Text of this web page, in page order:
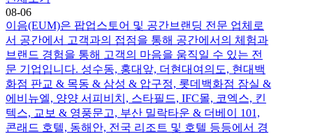
08-06
이음(EUM)은 팝업스토어 및 공간브랜딩 전문 업체로
서 공간에서 고객과의 접점을 통해 공간에서의 체험과
브랜드 경험을 통해 고객의 마음을 움직일 수 있는 전
문 기업입니다. 성수동, 홍대앞, 더현대여의도, 현대백
화점 판교 & 목동 & 삼성 & 압구정, 롯데백화점 잠실 &
에비뉴엘, 양양 서피비치, 스타필드, IFC몰, 코엑스, 킨
텍스, 교보 & 영풍문고, 부산 밀락타운 & 더베이 101,
콘래드 호텔, 동해안, 전국 리조트 및 호텔 등등에서 경